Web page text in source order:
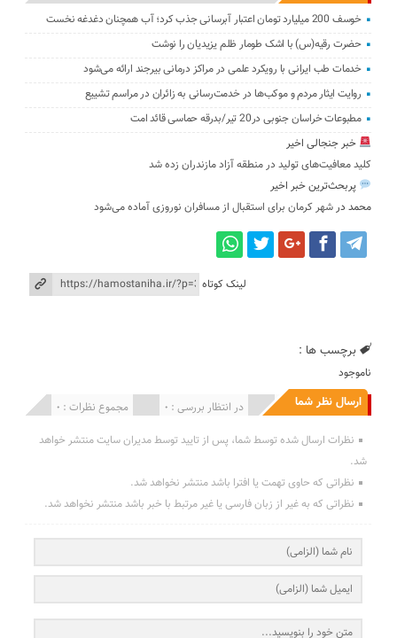
خوسف 200 میلیارد تومان اعتبار آبرسانی جذب کرد؛ آب همچنان دغدغه نخست
حضرت رقیه(س) با اشک طومار ظلم یزیدیان را نوشت
خدمات طب ایرانی با رویکرد علمی در مراکز درمانی بیرجند ارائه می‌شود
روایت ایثار مردم و موکب‌ها در خدمت‌رسانی به زائران در مراسم تشییع
مطبوعات خراسان جنوبی در20 تیر/بدرقه حماسی قائد امت
خبر جنجالی اخیر
کلید معافیت‌های تولید در منطقه آزاد مازندران زده شد
پربحث‌ترین خبر اخیر
محمد درشهر کرمان برای استقبال از مسافران نوروزی آماده می‌شود
لینک کوتاه
برچسب ها :
ناموجود
ارسال نظر شما مجموع نظرات : 0 در انتظار بررسی : 0 انتشار یافته : 0
نظرات ارسال شده توسط شما، پس از تایید توسط مدیران سایت منتشر خواهد
شد.
نظراتی که حاوی تهمت یا افترا باشد منتشر نخواهد شد.
نظراتی که به غیر از زبان فارسی یا غیر مرتبط با خبر باشد منتشر نخواهد شد.